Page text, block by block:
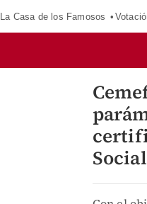
La Casa de los Famosos